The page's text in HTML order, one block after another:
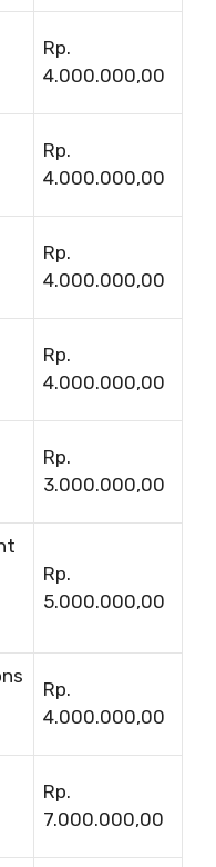
Rp.
4.000.000,00
Rp.
4.000.000,00
Rp.
4.000.000,00
Rp.
4.000.000,00
Rp.
3.000.000,00
Rp.
5.000.000,00
Rp.
4.000.000,00
Rp.
7.000.000,00